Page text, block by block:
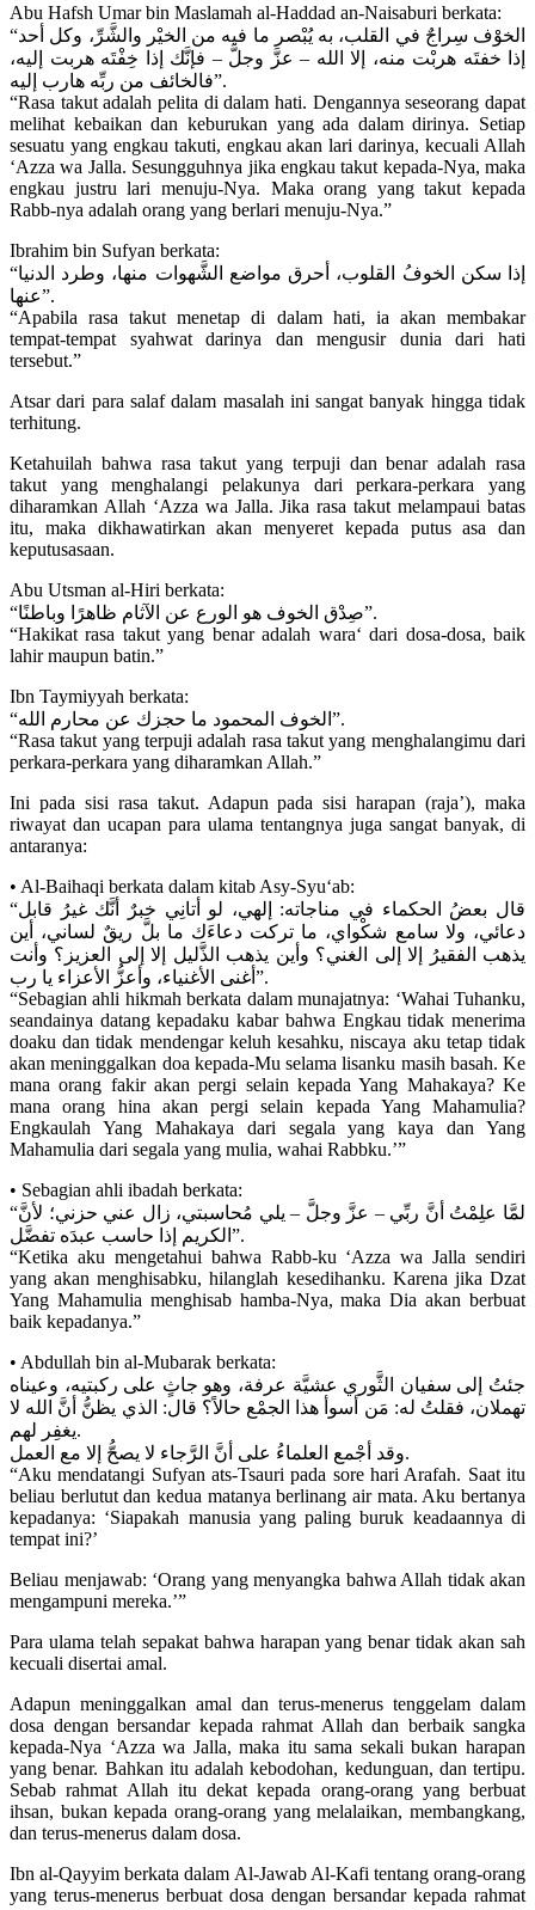
Abu Hafsh Umar bin Maslamah al-Haddad an-Naisaburi berkata:
“الخوْف سِراجٌ في القلب، به يُبْصر ما فيه من الخيْر والشَّرِّ، وكل أحد
إذا خفتَه هربْت منه، إلا الله – عزَّ وجلَّ – فإنَّك إذا خِفْتَه هربت إليه،
فالخائف من ربِّه هارب إليه”.
“Rasa takut adalah pelita di dalam hati. Dengannya seseorang dapat
melihat kebaikan dan keburukan yang ada dalam dirinya. Setiap
sesuatu yang engkau takuti, engkau akan lari darinya, kecuali Allah
‘Azza wa Jalla. Sesungguhnya jika engkau takut kepada-Nya, maka
engkau justru lari menuju-Nya. Maka orang yang takut kepada
Rabb-nya adalah orang yang berlari menuju-Nya.”
Ibrahim bin Sufyan berkata:
“إذا سكن الخوفُ القلوب، أحرق مواضع الشَّهوات منها، وطرد الدنيا
عنها”.
“Apabila rasa takut menetap di dalam hati, ia akan membakar
tempat-tempat syahwat darinya dan mengusir dunia dari hati
tersebut.”
Atsar dari para salaf dalam masalah ini sangat banyak hingga tidak
terhitung.
Ketahuilah bahwa rasa takut yang terpuji dan benar adalah rasa
takut yang menghalangi pelakunya dari perkara-perkara yang
diharamkan Allah ‘Azza wa Jalla. Jika rasa takut melampaui batas
itu, maka dikhawatirkan akan menyeret kepada putus asa dan
keputusasaan.
Abu Utsman al-Hiri berkata:
“صِدْق الخوف هو الورع عن الآثام ظاهرًا وباطنًا”.
“Hakikat rasa takut yang benar adalah wara‘ dari dosa-dosa, baik
lahir maupun batin.”
Ibn Taymiyyah berkata:
“الخوف المحمود ما حجزك عن محارم الله”.
“Rasa takut yang terpuji adalah rasa takut yang menghalangimu dari
perkara-perkara yang diharamkan Allah.”
Ini pada sisi rasa takut. Adapun pada sisi harapan (raja’), maka
riwayat dan ucapan para ulama tentangnya juga sangat banyak, di
antaranya:
• Al-Baihaqi berkata dalam kitab Asy-Syu‘ab:
“قال بعضُ الحكماء في مناجاته: إلهي، لو أتانِي خبرٌ أنَّك غيرُ قابل
دعائي، ولا سامع شكْواي، ما تركت دعاءَك ما بلَّ ريقٌ لساني، أين
يذهب الفقيرُ إلا إلى الغني؟ وأين يذهب الذَّليل إلا إلى العزيز؟ وأنت
أغنى الأغنياء، وأعزُّ الأعزاء يا رب”.
“Sebagian ahli hikmah berkata dalam munajatnya: ‘Wahai Tuhanku,
seandainya datang kepadaku kabar bahwa Engkau tidak menerima
doaku dan tidak mendengar keluh kesahku, niscaya aku tetap tidak
akan meninggalkan doa kepada-Mu selama lisanku masih basah. Ke
mana orang fakir akan pergi selain kepada Yang Mahakaya? Ke
mana orang hina akan pergi selain kepada Yang Mahamulia?
Engkaulah Yang Mahakaya dari segala yang kaya dan Yang
Mahamulia dari segala yang mulia, wahai Rabbku.’”
• Sebagian ahli ibadah berkata:
“لمَّا علِمْتُ أنَّ ربِّي – عزَّ وجلَّ – يلي مُحاسبتي، زال عني حزني؛ لأنَّ
الكريم إذا حاسب عبدَه تفضَّل”.
“Ketika aku mengetahui bahwa Rabb-ku ‘Azza wa Jalla sendiri
yang akan menghisabku, hilanglah kesedihanku. Karena jika Dzat
Yang Mahamulia menghisab hamba-Nya, maka Dia akan berbuat
baik kepadanya.”
• Abdullah bin al-Mubarak berkata:
جئتُ إلى سفيان الثَّوري عشيَّة عرفة، وهو جاثٍ على ركبتيه، وعيناه
تهملان، فقلتُ له: مَن أسوأ هذا الجمْع حالاً؟ قال: الذي يظنُّ أنَّ الله لا
يغفِر لهم.
وقد أجْمع العلماءُ على أنَّ الرَّجاء لا يصحُّ إلا مع العمل.
“Aku mendatangi Sufyan ats-Tsauri pada sore hari Arafah. Saat itu
beliau berlutut dan kedua matanya berlinang air mata. Aku bertanya
kepadanya: ‘Siapakah manusia yang paling buruk keadaannya di
tempat ini?’
Beliau menjawab: ‘Orang yang menyangka bahwa Allah tidak akan
mengampuni mereka.’”
Para ulama telah sepakat bahwa harapan yang benar tidak akan sah
kecuali disertai amal.
Adapun meninggalkan amal dan terus-menerus tenggelam dalam
dosa dengan bersandar kepada rahmat Allah dan berbaik sangka
kepada-Nya ‘Azza wa Jalla, maka itu sama sekali bukan harapan
yang benar. Bahkan itu adalah kebodohan, kedunguan, dan tertipu.
Sebab rahmat Allah itu dekat kepada orang-orang yang berbuat
ihsan, bukan kepada orang-orang yang melalaikan, membangkang,
dan terus-menerus dalam dosa.
Ibn al-Qayyim berkata dalam Al-Jawab Al-Kafi tentang orang-orang
yang terus-menerus berbuat dosa dengan bersandar kepada rahmat